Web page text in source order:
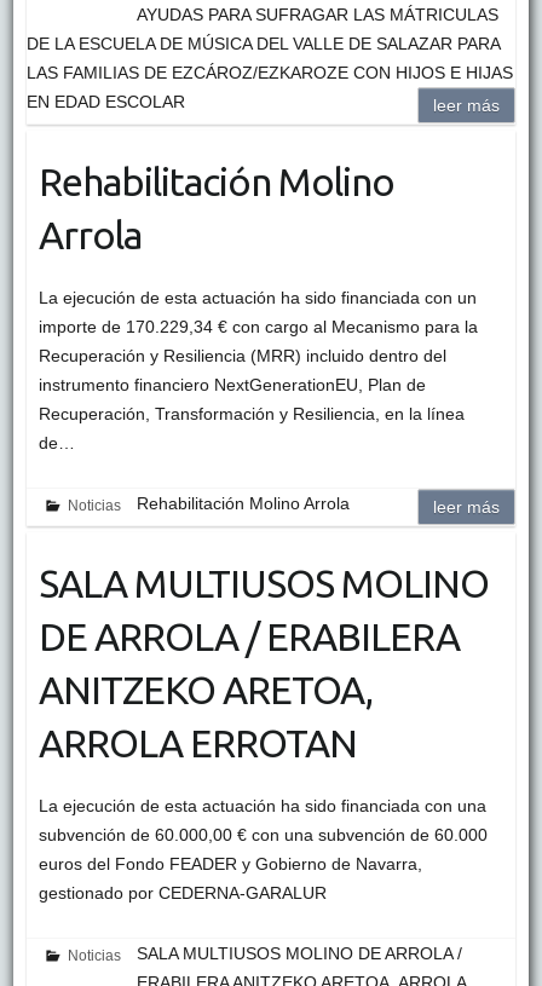
AYUDAS PARA SUFRAGAR LAS MÁTRICULAS
DE LA ESCUELA DE MÚSICA DEL VALLE DE SALAZAR PARA
LAS FAMILIAS DE EZCÁROZ/EZKAROZE CON HIJOS E HIJAS
EN EDAD ESCOLAR
leer más
Rehabilitación Molino
Arrola
La ejecución de esta actuación ha sido financiada con un
importe de 170.229,34 € con cargo al Mecanismo para la
Recuperación y Resiliencia (MRR) incluido dentro del
instrumento financiero NextGenerationEU, Plan de
Recuperación, Transformación y Resiliencia, en la línea
de…
Noticias Rehabilitación Molino Arrola leer más
SALA MULTIUSOS MOLINO
DE ARROLA / ERABILERA
ANITZEKO ARETOA,
ARROLA ERROTAN
La ejecución de esta actuación ha sido financiada con una
subvención de 60.000,00 € con una subvención de 60.000
euros del Fondo FEADER y Gobierno de Navarra,
gestionado por CEDERNA-GARALUR
Noticias
SALA MULTIUSOS MOLINO DE ARROLA /